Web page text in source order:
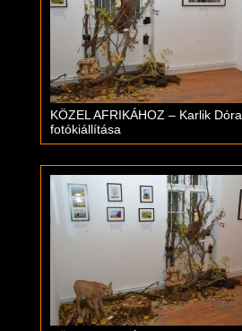
KÖZEL AFRIKÁHOZ – Karlik Dóra
fotókiállítása